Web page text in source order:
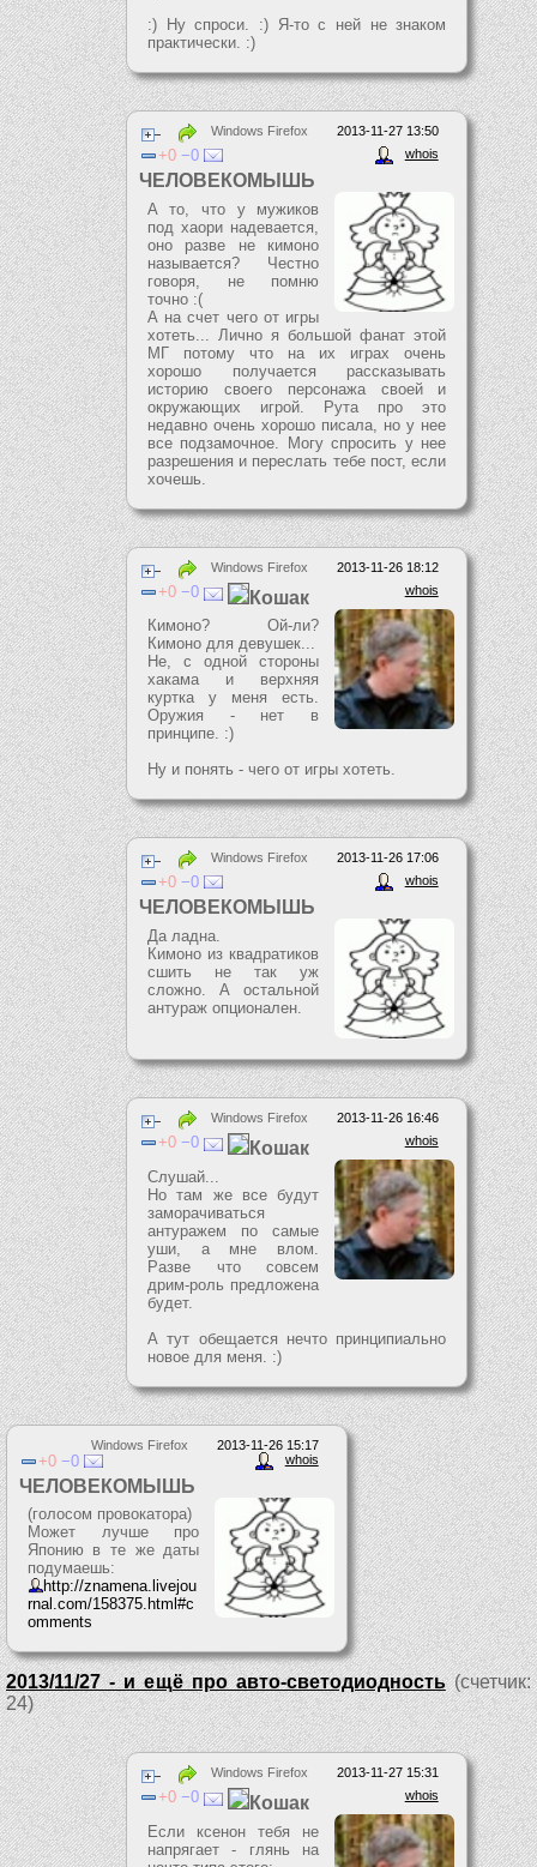
:) Ну спроси. :) Я-то с ней не знаком
практически. :)
2013-11-27 13:50
Windows Firefox
whois
0 0
ЧЕЛОВЕКОМЫШЬ
А то, что у мужиков
под хаори надевается,
оно разве не кимоно
называется? Честно
говоря, не помню
точно :(
А на счет чего от игры
хотеть... Лично я большой фанат этой
МГ потому что на их играх очень
хорошо получается рассказывать
историю своего персонажа своей и
окружающих игрой. Рута про это
недавно очень хорошо писала, но у нее
все подзамочное. Могу спросить у нее
разрешения и переслать тебе пост, если
хочешь.
2013-11-26 18:12
Windows Firefox
whois
0 0 Кошак
Кимоно? Ой-ли?
Кимоно для девушек...
Не, с одной стороны
хакама и верхняя
куртка у меня есть.
Оружия - нет в
принципе. :)
Ну и понять - чего от игры хотеть.
2013-11-26 17:06
Windows Firefox
whois
0 0
ЧЕЛОВЕКОМЫШЬ
Да ладна.
Кимоно из квадратиков
сшить не так уж
сложно. А остальной
антураж опционален.
2013-11-26 16:46
Windows Firefox
whois
0 0 Кошак
Слушай...
Но там же все будут
заморачиваться
антуражем по самые
уши, а мне влом.
Разве что совсем
дрим-роль предложена
будет.
А тут обещается нечто принципиально
новое для меня. :)
2013-11-26 15:17
Windows Firefox
whois
0 0
ЧЕЛОВЕКОМЫШЬ
(голосом провокатора)
Может лучше про
Японию в те же даты
подумаешь:
http://znamena.livejou
rnal.com/158375.html#c
omments
2013/11/27 - и ещё про авто-светодиодность(счетчик:
24)
2013-11-27 15:31
Windows Firefox
whois
0 0 Кошак
Если ксенон тебя не
напрягает - глянь на